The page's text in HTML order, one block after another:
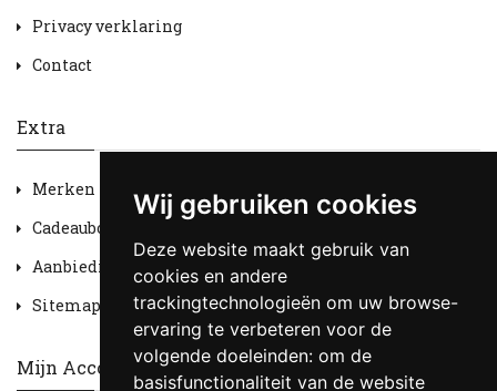
Wij gebruiken cookies
Deze website maakt gebruik van
cookies en andere
trackingtechnologieën om uw browse-
ervaring te verbeteren voor de
volgende doeleinden: om de
basisfunctionaliteit van de website
Privacy verklaring
Contact
Extra
Merken
Cadeaubon
Aanbiedingen
Sitemap
Mijn Account